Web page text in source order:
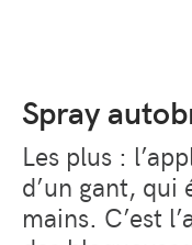
Spray
Les plus :
d’un gant, qui
mains. C’est